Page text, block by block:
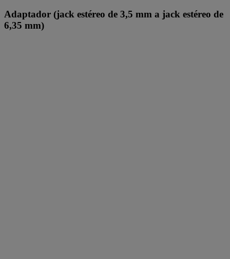
Adaptador (jack estéreo de 3,5 mm a jack estéreo de
6,35 mm)